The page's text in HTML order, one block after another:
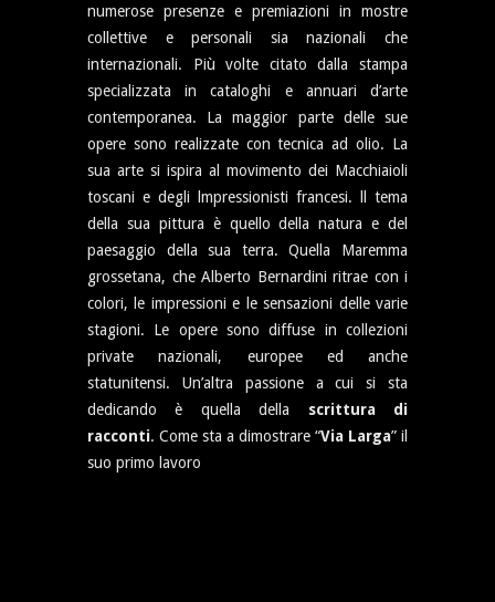
numerose presenze e premiazioni in mostre
collettive e personali sia nazionali che
internazionali. Più volte citato dalla stampa
specializzata in cataloghi e annuari d’arte
contemporanea. La maggior parte delle sue
opere sono realizzate con tecnica ad olio. La
sua arte si ispira al movimento dei Macchiaioli
toscani e degli lmpressionisti francesi. ll tema
della sua pittura è quello della natura e del
paesaggio della sua terra. Quella Maremma
grossetana, che Alberto Bernardini ritrae con i
colori, le impressioni e le sensazioni delle varie
stagioni. Le opere sono diffuse in collezioni
private nazionali, europee ed anche
statunitensi. Un’altra passione a cui si sta
dedicando è quella della scrittura di
racconti. Come sta a dimostrare “Via Larga” il
suo primo lavoro